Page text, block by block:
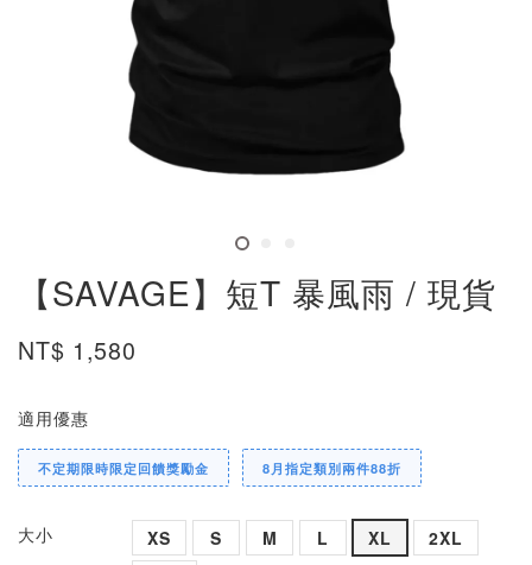
【SAVAGE】短T 暴風雨 / 現貨
NT$ 1,580
適用優惠
不定期限時限定回饋獎勵金 8月指定類別兩件88折
大小 XS S M L XL
2XL